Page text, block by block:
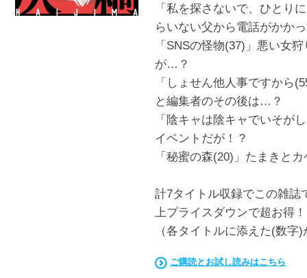
「私を探さないで、ひとり
らいない父から電話がか
「SNSの怪物(37)」悪い女
が…？
「しょせん他人事ですから
と編集者のその後は…？
「陰キャは陰キャでいそが
イベントだが！？
「秘蜜の森(20)」たまき
計7タイトル収録でこの雑誌
上プライスダウンで超お得！
（各タイトルに添えた(数
ご購読とお試し読みはこちら